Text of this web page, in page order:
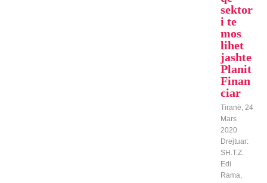
sektor
i te
mos
lihet
jashte
Planit
Finan
ciar
Tiranë, 24
Mars
2020
Drejtuar:
SH.T.Z.
Edi
Rama,